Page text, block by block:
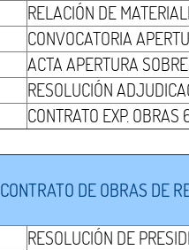
RELACIÓN DE
CONVOCATORIA
ACTA APERTURA
RESOLUCIÓN
CONTRATO EXP.
CONTRATO DE OBRAS DE
RESOLUCIÓN DE